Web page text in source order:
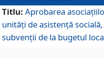
Titlu: Aprobarea
unități de asistenţă
subvenţii de la bugetul